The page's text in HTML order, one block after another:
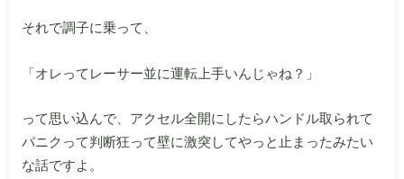
それで調子に乗って、
「オレってレーサー並に運転上手いんじゃね？」
って思い込んで、アクセル全開にしたらハンドル取られて
パニクって判断狂って壁に激突してやっと止まったみたい
な話ですよ。